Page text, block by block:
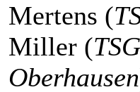
Mertens (
Miller (
Oberhausen